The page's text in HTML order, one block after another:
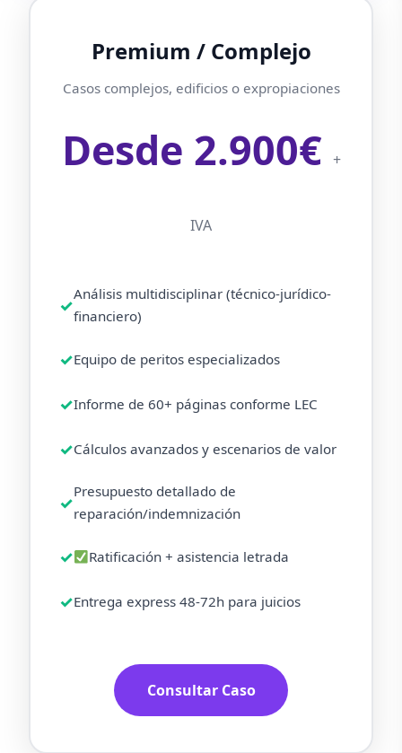
Premium / Complejo
Casos complejos, edificios o expropiaciones
Desde 2.900€ +
IVA
Análisis multidisciplinar (técnico-jurídico-
financiero)
Equipo de peritos especializados
Informe de 60+ páginas conforme LEC
Cálculos avanzados y escenarios de valor
Presupuesto detallado de
reparación/indemnización
Ratificación + asistencia letrada
Entrega express 48-72h para juicios
Consultar Caso